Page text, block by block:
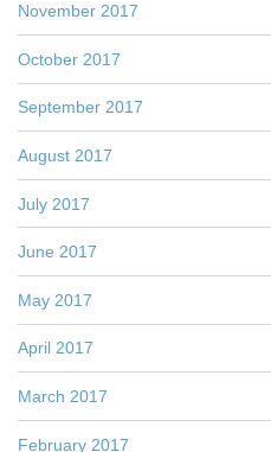
November 2017
October 2017
September 2017
August 2017
July 2017
June 2017
May 2017
April 2017
March 2017
February 2017